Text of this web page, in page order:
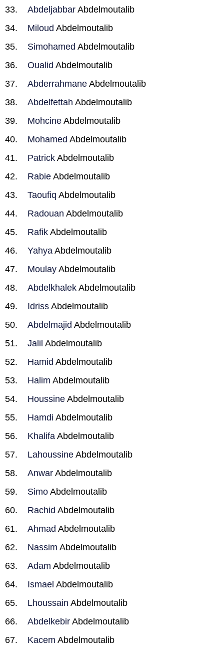
Abdeljabbar Abdelmoutalib
Miloud Abdelmoutalib
Simohamed Abdelmoutalib
Oualid Abdelmoutalib
Abderrahmane Abdelmoutalib
Abdelfettah Abdelmoutalib
Mohcine Abdelmoutalib
Mohamed Abdelmoutalib
Patrick Abdelmoutalib
Rabie Abdelmoutalib
Taoufiq Abdelmoutalib
Radouan Abdelmoutalib
Rafik Abdelmoutalib
Yahya Abdelmoutalib
Moulay Abdelmoutalib
Abdelkhalek Abdelmoutalib
Idriss Abdelmoutalib
Abdelmajid Abdelmoutalib
Jalil Abdelmoutalib
Hamid Abdelmoutalib
Halim Abdelmoutalib
Houssine Abdelmoutalib
Hamdi Abdelmoutalib
Khalifa Abdelmoutalib
Lahoussine Abdelmoutalib
Anwar Abdelmoutalib
Simo Abdelmoutalib
Rachid Abdelmoutalib
Ahmad Abdelmoutalib
Nassim Abdelmoutalib
Adam Abdelmoutalib
Ismael Abdelmoutalib
Lhoussain Abdelmoutalib
Abdelkebir Abdelmoutalib
Kacem Abdelmoutalib